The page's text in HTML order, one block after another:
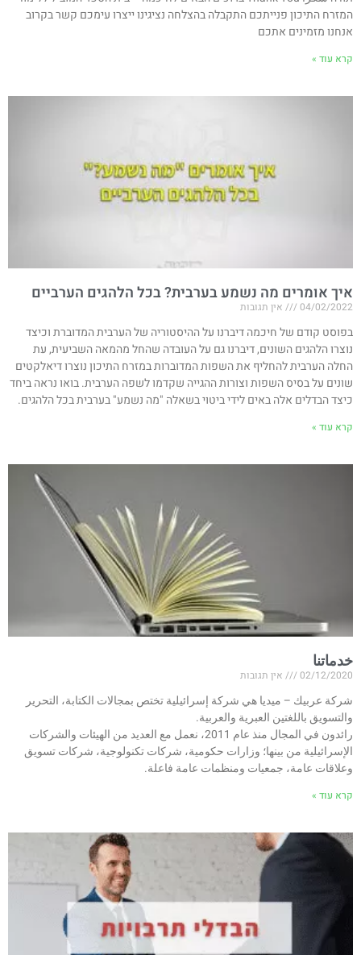
המזרח התיכון פנייתכם התקבלה בהצלחה נציגינו ייצרו עימכם קשר בקרוב
אנחנו מזמינים אתכם
קרא עוד »
איך אומרים מה נשמע בערבית? בכל הלהגים הערביים
04/02/2022 אין תגובות
בפוסט קודם של חיכמה דיברנו על ההיסטוריה של הערבית המדוברת וכיצד
נוצרו הלהגים השונים, דיברנו גם על העובדה שהחל מהמאה השביעית, עת
החלה הערבית להחליף את השפות המדוברות במזרח התיכון נוצרו דיאלקטים
שונים על בסיס השפות וצורות ההגייה שקדמו לשפה הערבית. בואו נראה ביחד
כיצד הבדלים אלה באים לידי ביטוי בשאלה "מה נשמע" בערבית בכל הלהגים.
קרא עוד »
خدماتنا
02/12/2020 אין תגובות
شركة عربيك – ميديا هي شركة إسرائيلية تختص بمجالات الكتابة، التحرير
والتسويق باللغتين العبرية والعربية.
رائدون في المجال منذ عام 2011، نعمل مع العديد من الهيئات والشركات
الإسرائيلية من بينها؛ وزارات حكومية، شركات تكنولوجية، شركات تسويق
وعلاقات عامة، جمعيات ومنظمات عامة فاعلة.
קרא עוד »